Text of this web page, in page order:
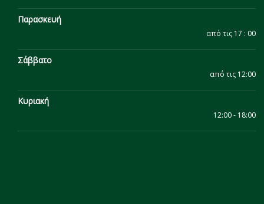
Παρασκευή
από τις 17 : 00
Σάββατο
από τις 12:00
Κυριακή
12:00 - 18:00